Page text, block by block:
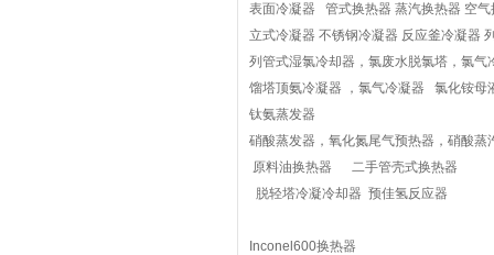
表面冷凝器 管式换热器 蒸汽换热器 空
立式冷凝器 不锈钢冷凝器 反应釜冷凝器
列管式湿氯冷却器，氯废水脱氯塔，氯气
馏塔顶氨冷凝器 ，氯气冷凝器 氯化铵母
钛氨蒸发器
硝酸蒸发器，氧化氮尾气预热器，硝酸蒸
原料油换热器 二手管壳式换热器
脱轻塔冷凝冷却器 预佳氢反应器
Inconel600换热器